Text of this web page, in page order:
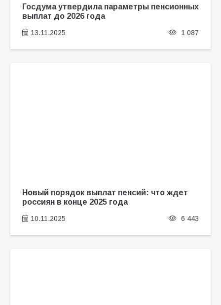
Госдума утвердила параметры пенсионных
выплат до 2026 года
13.11.2025 1 087
Новый порядок выплат пенсий: что ждет
россиян в конце 2025 года
10.11.2025 6 443